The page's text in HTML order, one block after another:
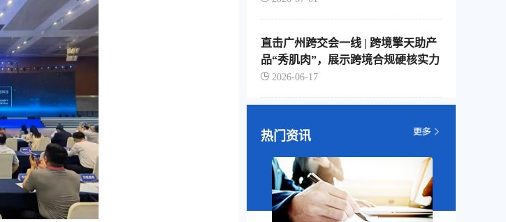
直击广州跨交会一线 | 跨境擎天助产
品“秀肌肉”，展示跨境合规硬核实力
2026-06-17
热门资讯